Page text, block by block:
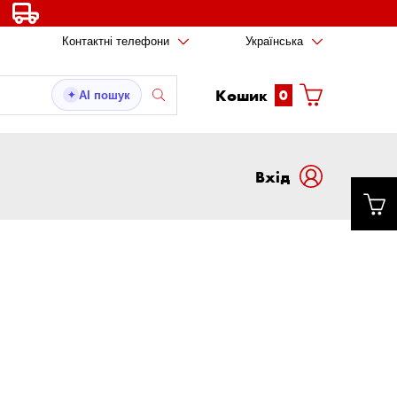
Контактні телефони Українська
✦ AI пошук Кошик 0
Вxід